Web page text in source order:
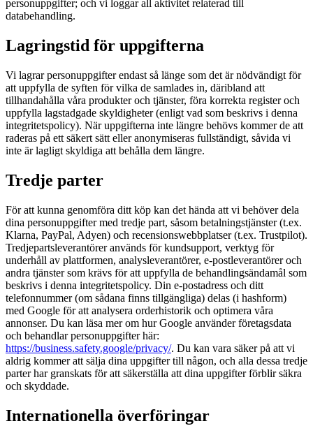
personuppgifter; och vi loggar all aktivitet relaterad till
databehandling.
Lagringstid för uppgifterna
Vi lagrar personuppgifter endast så länge som det är nödvändigt för
att uppfylla de syften för vilka de samlades in, däribland att
tillhandahålla våra produkter och tjänster, föra korrekta register och
uppfylla lagstadgade skyldigheter (enligt vad som beskrivs i denna
integritetspolicy). När uppgifterna inte längre behövs kommer de att
raderas på ett säkert sätt eller anonymiseras fullständigt, såvida vi
inte är lagligt skyldiga att behålla dem längre.
Tredje parter
För att kunna genomföra ditt köp kan det hända att vi behöver dela
dina personuppgifter med tredje part, såsom betalningstjänster (t.ex.
Klarna, PayPal, Adyen) och recensionswebbplatser (t.ex. Trustpilot).
Tredjepartsleverantörer används för kundsupport, verktyg för
underhåll av plattformen, analysleverantörer, e-postleverantörer och
andra tjänster som krävs för att uppfylla de behandlingsändamål som
beskrivs i denna integritetspolicy. Din e-postadress och ditt
telefonnummer (om sådana finns tillgängliga) delas (i hashform)
med Google för att analysera orderhistorik och optimera våra
annonser. Du kan läsa mer om hur Google använder företagsdata
och behandlar personuppgifter här:
https://business.safety.google/privacy/. Du kan vara säker på att vi
aldrig kommer att sälja dina uppgifter till någon, och alla dessa tredje
parter har granskats för att säkerställa att dina uppgifter förblir säkra
och skyddade.
Internationella överföringar